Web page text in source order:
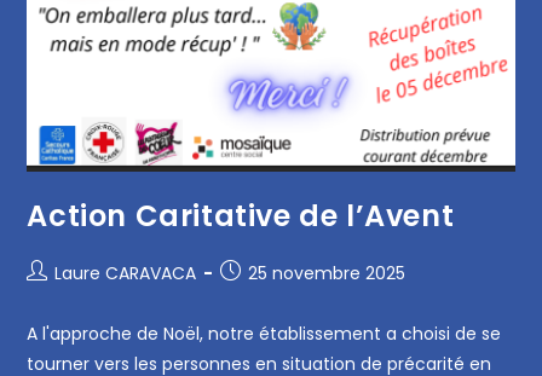
Action Caritative de l’Avent
Laure CARAVACA 25 novembre 2025
A l'approche de Noël, notre établissement a choisi de se
tourner vers les personnes en situation de précarité en